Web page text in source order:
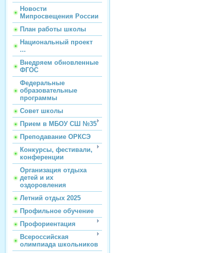
Новости
Мипросвещения России
План работы школы
Национальный проект
...
Внедряем обновленные
ФГОС
Федеральные
образовательные
программы
Совет школы
Прием в МБОУ СШ №35
Преподавание ОРКСЭ
Конкурсы, фестивали,
конференции
Организация отдыха
детей и их
оздоровления
Летний отдых 2025
Профильное обучение
Профориентация
Всероссийская
олимпиада школьников